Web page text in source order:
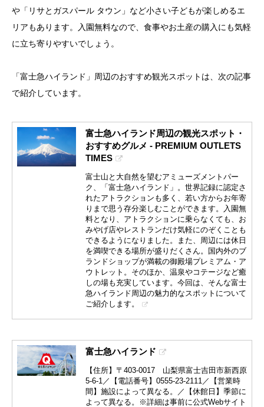
や「リサとガスパール タウン」など小さい子どもが楽しめるエ
リアもあります。入園無料なので、食事やお土産の購入にも気軽
に立ち寄りやすいでしょう。
「富士急ハイランド」周辺のおすすめ観光スポットは、次の記事
で紹介しています。
富士急ハイランド周辺の観光スポット・
おすすめグルメ - PREMIUM OUTLETS
TIMES
富士山と大自然を望むアミューズメントパー
ク、「富士急ハイランド」。世界記録に認定さ
れたアトラクションも多く、若い方からお年寄
りまで思う存分楽しむことができます。入園無
料となり、アトラクションに乗らなくても、お
みやげ店やレストランだけ気軽にのぞくことも
できるようになりました。また、周辺には休日
を満喫できる場所が盛りだくさん。国内外のブ
ランドショップが満載の御殿場プレミアム・ア
ウトレット。そのほか、温泉やコテージなど癒
しの場も充実しています。今回は、そんな富士
急ハイランド周辺の魅力的なスポットについて
ご紹介します。
富士急ハイランド
【住所】〒403-0017 山梨県富士吉田市新西原
5-6-1／【電話番号】0555-23-2111／【営業時
間】施設によって異なる。／【休館日】季節に
よって異なる。※詳細は事前に公式Webサイト